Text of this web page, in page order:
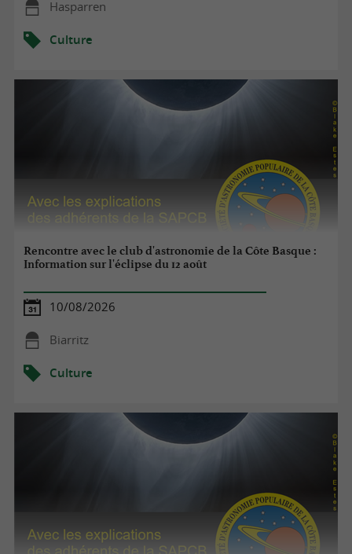
Hasparren
Culture
Rencontre avec le club d'astronomie de la Côte Basque :
Information sur l'éclipse du 12 août
10/08/2026
Biarritz
Culture